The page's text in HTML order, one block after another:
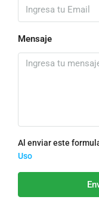
Mensaje
Al enviar este
Uso